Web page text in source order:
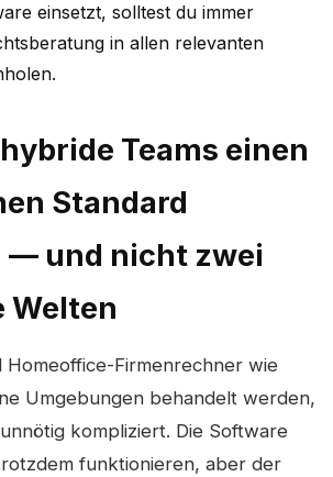
einsetzt, solltest du immer
in allen relevanten
Teams einen
Standard
— und nicht zwei
Welten
Homeoffice-Firmenrechner wie
Umgebungen behandelt werden,
kompliziert. Die Software
funktionieren, aber der